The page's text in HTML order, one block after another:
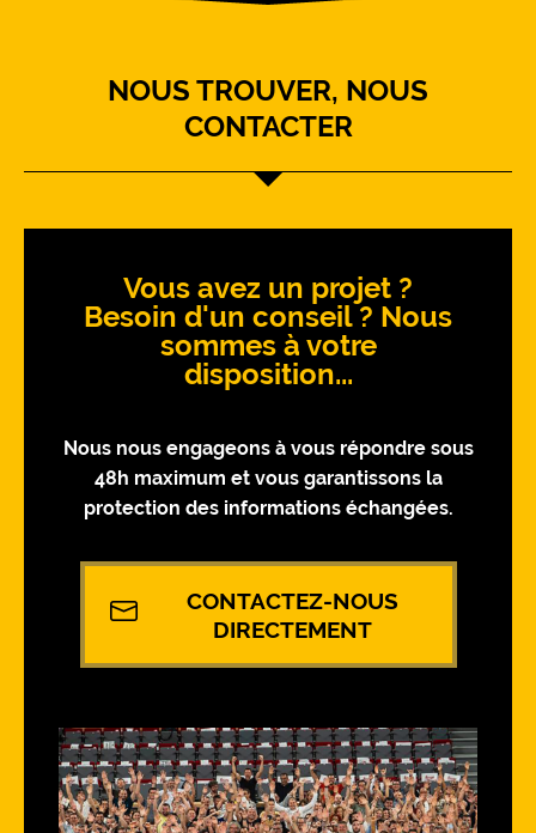
NOUS TROUVER, NOUS
CONTACTER
Vous avez un projet ?
Besoin d'un conseil ? Nous
sommes à votre
disposition...
Nous nous engageons à vous répondre sous
48h maximum et vous garantissons la
protection des informations échangées.
CONTACTEZ-NOUS
DIRECTEMENT